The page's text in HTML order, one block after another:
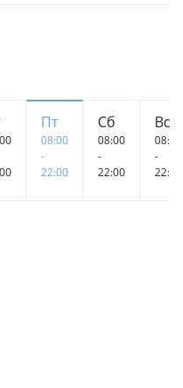
Пт
08:00
-
22:00
Сб
08:00
-
22:00
Вс
08:00
-
22:00